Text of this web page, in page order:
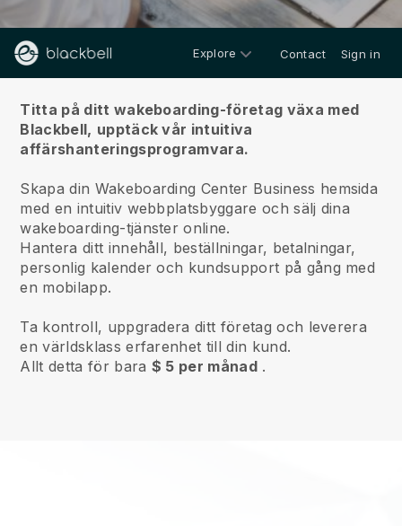
Explore Contact Sign in
Titta på ditt wakeboarding-företag växa med
Blackbell, upptäck vår intuitiva
affärshanteringsprogramvara.
Skapa din Wakeboarding Center Business hemsida
med en intuitiv webbplatsbyggare och sälj dina
wakeboarding-tjänster online.
Hantera ditt innehåll, beställningar, betalningar,
personlig kalender och kundsupport på gång med
en mobilapp.
Ta kontroll, uppgradera ditt företag och leverera
en världsklass erfarenhet till din kund.
Allt detta för bara $ 5 per månad.